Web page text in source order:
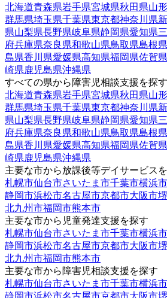
北海道青森県岩手県宮城県秋田県山
群馬県埼玉県千葉県東京都神奈川県
県山梨県長野県岐阜県静岡県愛知県
府兵庫県奈良県和歌山県鳥取県島根県
島県香川県愛媛県高知県福岡県佐賀県
崎県鹿児島県沖縄県
すべての県から障害児相談支援を探す
北海道青森県岩手県宮城県秋田県山
群馬県埼玉県千葉県東京都神奈川県
県山梨県長野県岐阜県静岡県愛知県
府兵庫県奈良県和歌山県鳥取県島根県
島県香川県愛媛県高知県福岡県佐賀県
崎県鹿児島県沖縄県
主要な市から放課後等デイサービス
札幌市仙台市さいたま市千葉市横浜市
静岡市浜松市名古屋市京都市大阪市
北九州市福岡市熊本市
主要な市から児童発達支援を探す
札幌市仙台市さいたま市千葉市横浜市
静岡市浜松市名古屋市京都市大阪市
北九州市福岡市熊本市
主要な市から障害児相談支援を探す
札幌市仙台市さいたま市千葉市横浜市
静岡市浜松市名古屋市京都市大阪市